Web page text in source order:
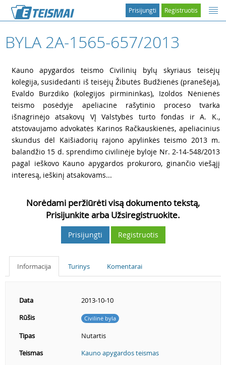
Registruotis
Prisijungti
BYLA 2A-1565-657/2013
Kauno apygardos teismo Civilinių bylų skyriaus teisėjų
kolegija, susidedanti iš teisėjų Žibutės Budžienės (pranešėja),
Evaldo Burzdiko (kolegijos pirmininkas), Izoldos Nėnienės
teismo posėdyje apeliacine rašytinio proceso tvarka
išnagrinėjo atsakovų VĮ Valstybės turto fondas ir A. K.,
atstovaujamo advokatės Karinos Račkauskienės, apeliacinius
skundus dėl Kaišiadorių rajono apylinkės teismo 2013 m.
balandžio 15 d. sprendimo civilinėje byloje Nr. 2-14-548/2013
pagal ieškovo Kauno apygardos prokuroro, ginančio viešąjį
interesą, ieškinį atsakovams...
Norėdami peržiūrėti visą dokumento tekstą,
Prisijunkite arba Užsiregistruokite.
Prisijungti Registruotis
Informacija Turinys Komentarai
Data
2013-10-10
Rūšis
Civilinė byla
Tipas
Nutartis
Teismas
Kauno apygardos teismas